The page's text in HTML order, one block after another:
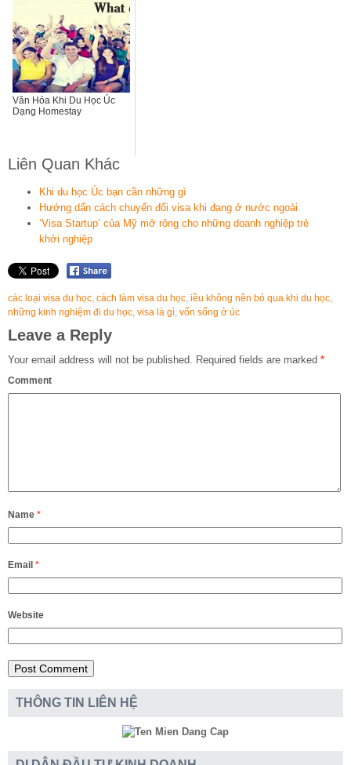
Văn Hóa Khi Du Học Úc
Dạng Homestay
Liên Quan Khác
Khi du học Úc bạn cần những gì
Hướng dẩn cách chuyển đổi visa khi đang ở nước ngoài
‘Visa Startup’ của Mỹ mở rộng cho những doanh nghiệp trẻ
khởi nghiệp
các loại visa du học, cách làm visa du học, iều không nên bỏ qua khi du học,
những kinh nghiệm đi du học, visa là gì, vốn sống ở úc
Leave a Reply
Your email address will not be published. Required fields are marked *
Comment
Name *
Email *
Website
THÔNG TIN LIÊN HỆ